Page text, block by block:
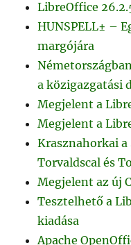
LibreOffice
HUNSPELL± –
margójára
a közigazgatási
Megjelent a
Megjelent a
Krasznahorkai a
Torvaldscal és
Megjelent az új
Tesztelhető a
kiadása
Apache